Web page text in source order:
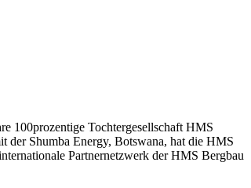
100prozentige Tochtergesellschaft HMS
Shumba Energy, Botswana, hat die HMS
Partnernetzwerk der HMS Bergbau